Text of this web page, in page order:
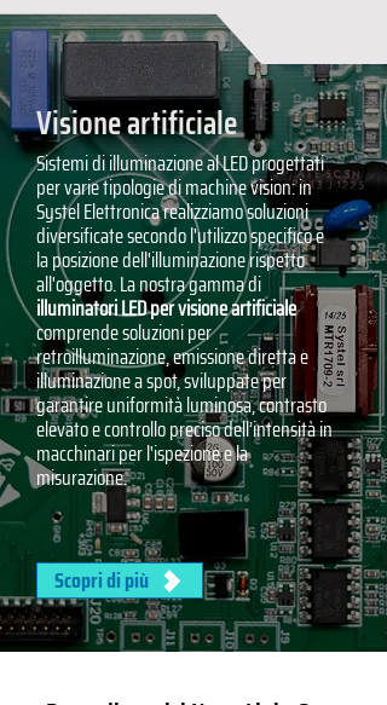
Visione artificiale
Sistemi di illuminazione al LED progettati
per varie tipologie di machine vision: in
Systel Elettronica realizziamo soluzioni
diversificate secondo l'utilizzo specifico e
la posizione dell'illuminazione rispetto
all'oggetto. La nostra gamma di
illuminatori LED per visione artificiale
comprende soluzioni per
retroilluminazione, emissione diretta e
illuminazione a spot, sviluppate per
garantire uniformità luminosa, contrasto
elevato e controllo preciso dell’intensità in
macchinari per l'ispezione e la
misurazione.
Scopri di più